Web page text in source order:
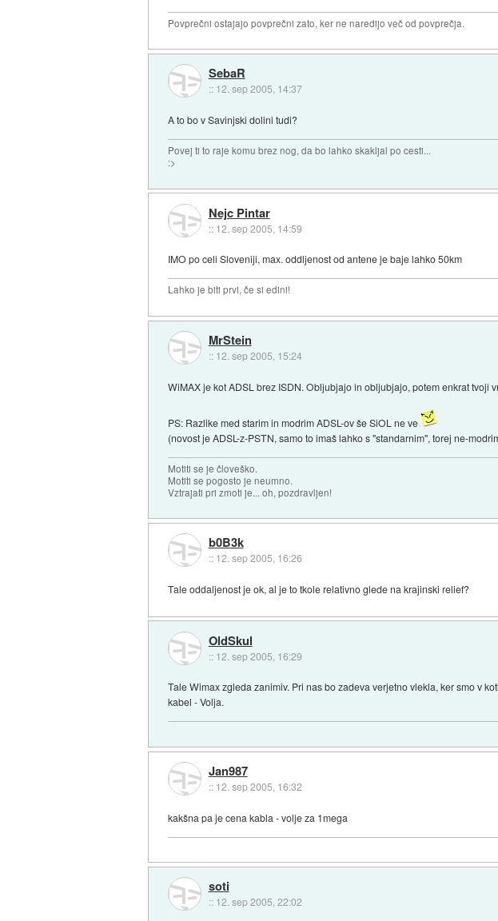
Povprečni ostajajo povprečni zato, ker ne naredijo več od povprečja.
SebaR
:: 12. sep 2005, 14:37
A to bo v Savinjski dolini tudi?
Povej ti to raje komu brez nog, da bo lahko skakljal po cesti...
:>
Nejc Pintar
:: 12. sep 2005, 14:59
IMO po celi Sloveniji, max. oddljenost od antene je baje lahko 50km
Lahko je biti prvi, če si edini!
MrStein
:: 12. sep 2005, 15:24
WiMAX je kot ADSL brez ISDN. Obljubjajo in obljubjajo, potem enkrat tvoji
PS: Razlike med starim in modrim ADSL-ov še SiOL ne ve
(novost je ADSL-z-PSTN, samo to imaš lahko s "standarnim", torej ne-
Motiti se je človeško.
Motiti se pogosto je neumno.
Vztrajati pri zmoti je... oh, pozdravljen!
b0B3k
:: 12. sep 2005, 16:26
Tale oddaljenost je ok, al je to tkole relativno glede na krajinski relief?
OldSkul
:: 12. sep 2005, 16:29
Tale Wimax zgleda zanimiv. Pri nas bo zadeva verjetno vlekla, ker smo v
kabel - Volja.
Jan987
:: 12. sep 2005, 16:32
kakšna pa je cena kabla - volje za 1mega
soti
:: 12. sep 2005, 22:02